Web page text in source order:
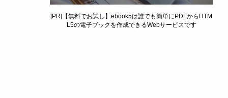
[PR]【無料でお試し】ebook5は誰でも簡単にPDFからHTM
L5の電子ブックを作成できるWebサービスです